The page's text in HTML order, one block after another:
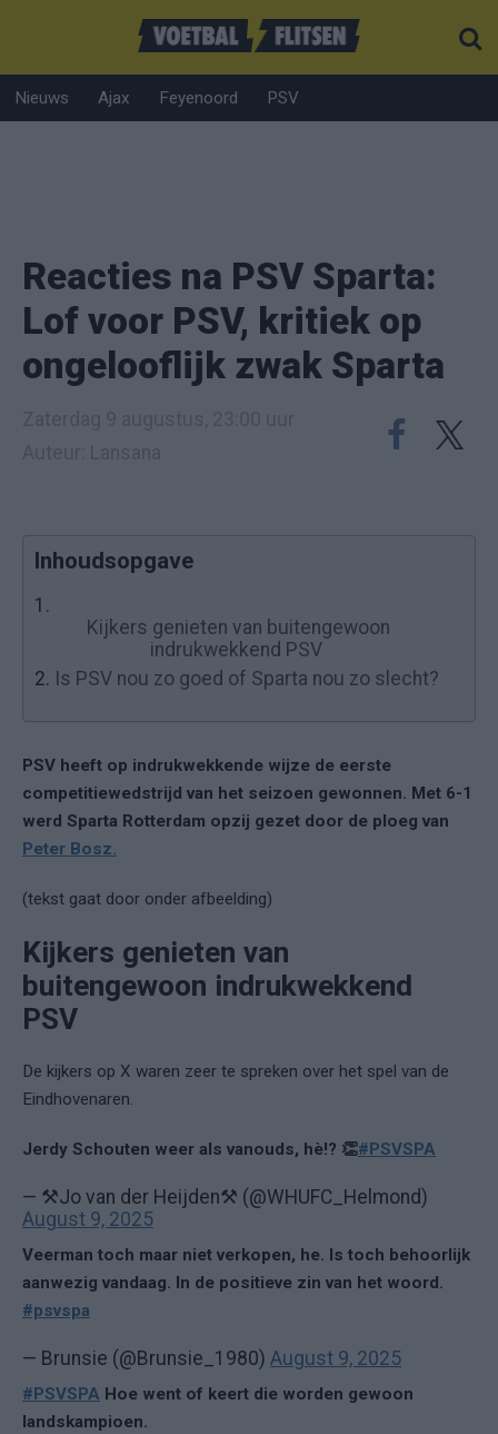
Nieuws Ajax Feyenoord PSV
Reacties na PSV Sparta:
Lof voor PSV, kritiek op
ongelooflijk zwak Sparta
Inhoudsopgave
1.
Kijkers genieten van buitengewoon
indrukwekkend PSV
2. Is PSV nou zo goed of Sparta nou zo slecht?
PSV heeft op indrukwekkende wijze de eerste
competitiewedstrijd van het seizoen gewonnen. Met 6-1
werd Sparta Rotterdam opzij gezet door de ploeg van
Peter Bosz.
(tekst gaat door onder afbeelding)
Kijkers genieten van
buitengewoon indrukwekkend
PSV
De kijkers op X waren zeer te spreken over het spel van de
Eindhovenaren.
Jerdy Schouten weer als vanouds, hè!? 👏#PSVSPA
— ⚒Jo van der Heijden⚒ (@WHUFC_Helmond)
August 9, 2025
Veerman toch maar niet verkopen, he. Is toch behoorlijk
aanwezig vandaag. In de positieve zin van het woord.
#psvspa
— Brunsie (@Brunsie_1980) August 9, 2025
#PSVSPA Hoe went of keert die worden gewoon
landskampioen.